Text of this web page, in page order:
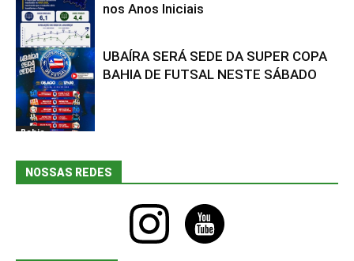
Bahia
nos Anos Iniciais
Bahia
UBAÍRA SERÁ SEDE DA SUPER COPA
BAHIA DE FUTSAL NESTE SÁBADO
NOSSAS REDES
instagram youtube